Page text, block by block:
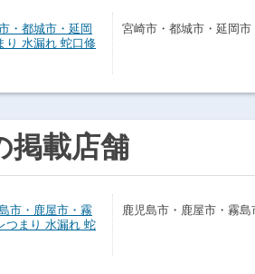
・都城市・延岡
り 水漏れ 蛇口修
宮崎市・都城市・延岡市
掲載店舗
市・鹿屋市・霧
つまり 水漏れ 蛇
鹿児島市・鹿屋市・霧